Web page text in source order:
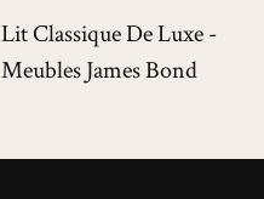
Lit Classique De Luxe -
Meubles James Bond